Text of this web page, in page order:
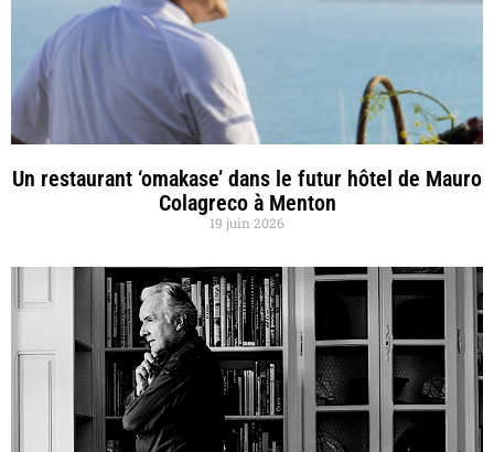
Un restaurant ‘omakase’ dans le futur hôtel de Mauro
Colagreco à Menton
19 juin 2026